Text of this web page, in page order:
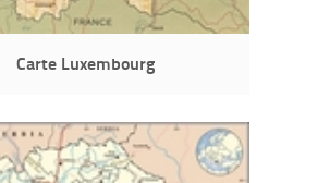
Carte Luxembourg